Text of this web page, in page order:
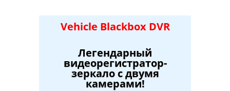
Vehicle Blackbox DVR
Легендарный
видеорегистратор-
зеркало с двумя
камерами!